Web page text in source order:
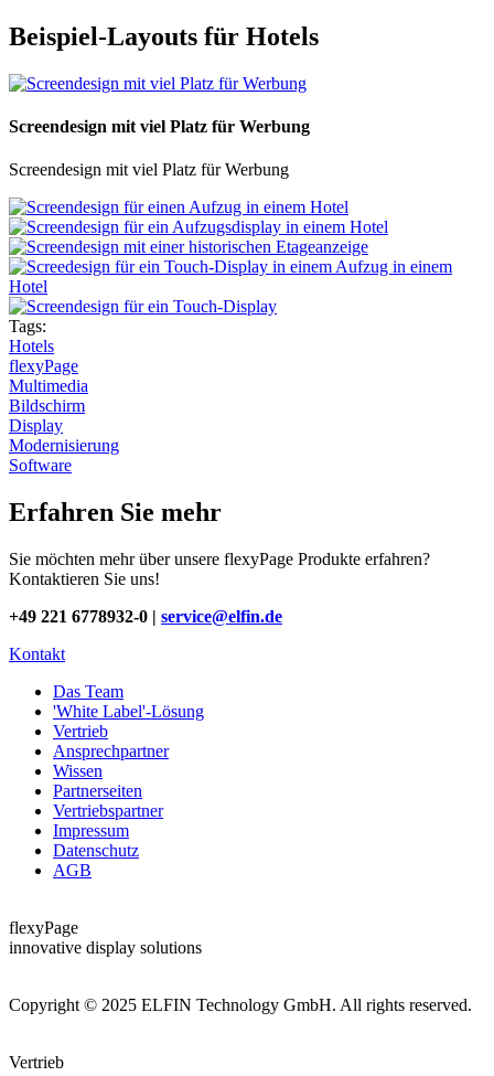
Beispiel-Layouts für Hotels
Screendesign mit viel Platz für Werbung
Screendesign mit viel Platz für Werbung
Tags:
Hotels
flexyPage
Multimedia
Bildschirm
Display
Modernisierung
Software
Erfahren Sie mehr
Sie möchten mehr über unsere flexyPage Produkte erfahren?
Kontaktieren Sie uns!
+49 221 6778932-0 | service@elfin.de
Kontakt
Das Team
'White Label'-Lösung
Vertrieb
Ansprechpartner
Wissen
Partnerseiten
Vertriebspartner
Impressum
Datenschutz
AGB
flexyPage
innovative display solutions
Copyright © 2025 ELFIN Technology GmbH. All rights reserved.
Vertrieb